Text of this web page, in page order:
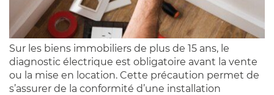
Sur les biens immobiliers de plus de 15 ans, le
diagnostic électrique est obligatoire avant la vente
ou la mise en location. Cette précaution permet de
s’assurer de la conformité d’une installation